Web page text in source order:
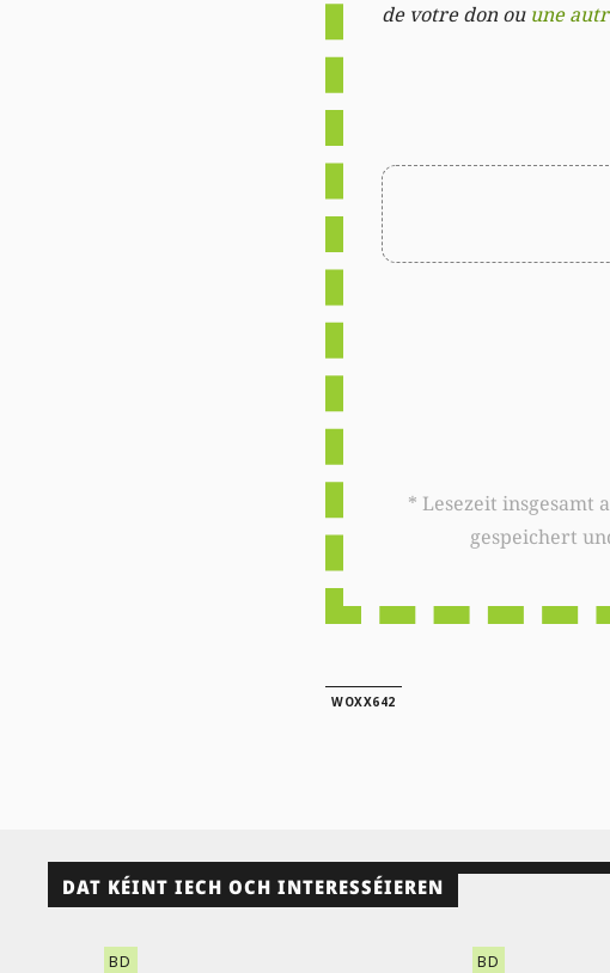
de votre don ou une
* Lesezeit insgesamt auf woxx.lu: 0 Minute. Diese
gespeichert
WOXX642
DAT KÉINT IECH OCH INTERESSÉIEREN
BD BD